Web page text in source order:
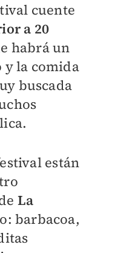
cuente
a 20
habrá un
y la comida
buscada
están
La
barbacoa,